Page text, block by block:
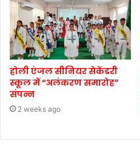
होली एंजल सीनियर सेकेंडरी
स्कूल में “अलंकरण समारोह”
संपन्न
2 weeks ago